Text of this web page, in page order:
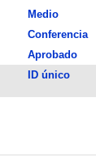
Medio
Conferencia
Aprobado
ID único